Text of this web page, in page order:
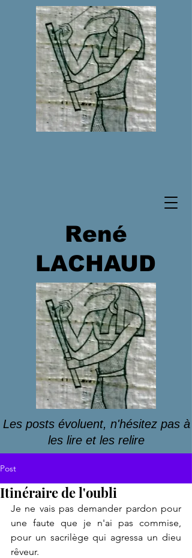
René
LACHAUD
Les posts évoluent, n'hésitez pas à
les lire et les relire
Post
Itinéraire de l'oubli
Je ne vais pas demander pardon pour
une faute que je n'ai pas commise,
pour un sacrilège qui agressa un dieu
rêveur.